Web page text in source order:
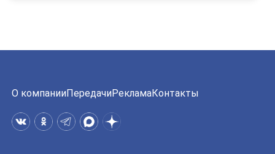
О компанииПередачиРекламаКонтакты